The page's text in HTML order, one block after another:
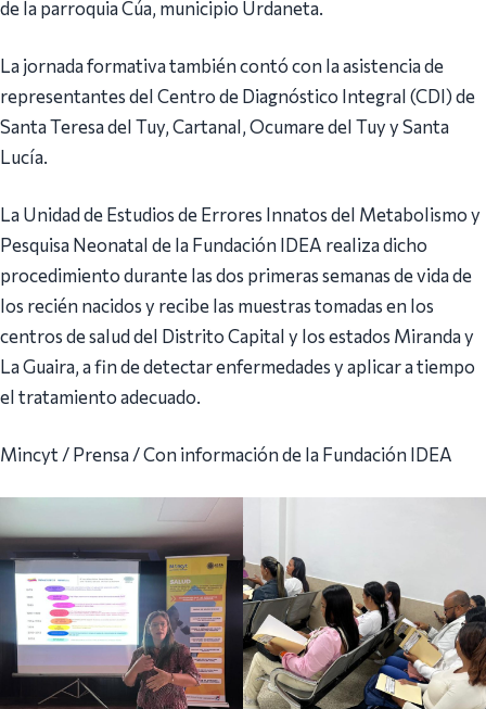
de la parroquia Cúa, municipio Urdaneta.
La jornada formativa también contó con la asistencia de
representantes del Centro de Diagnóstico Integral (CDI) de
Santa Teresa del Tuy, Cartanal, Ocumare del Tuy y Santa
Lucía.
La Unidad de Estudios de Errores Innatos del Metabolismo y
Pesquisa Neonatal de la Fundación IDEA realiza dicho
procedimiento durante las dos primeras semanas de vida de
los recién nacidos y recibe las muestras tomadas en los
centros de salud del Distrito Capital y los estados Miranda y
La Guaira, a fin de detectar enfermedades y aplicar a tiempo
el tratamiento adecuado.
Mincyt / Prensa / Con información de la Fundación IDEA